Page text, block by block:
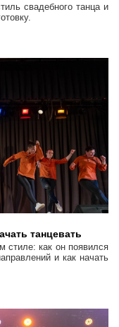
свадебного танца и
танцевать
стиле: как он появился
и как начать